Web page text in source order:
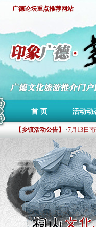
广德论坛重点推荐网站
首 页 活动动
【乡镇活动公告】
第二届
·7月13日
7月7日
·6月30日
·印象广德
·第二届森
·下周施村
·7月13日
·7月7日广
·6月30日